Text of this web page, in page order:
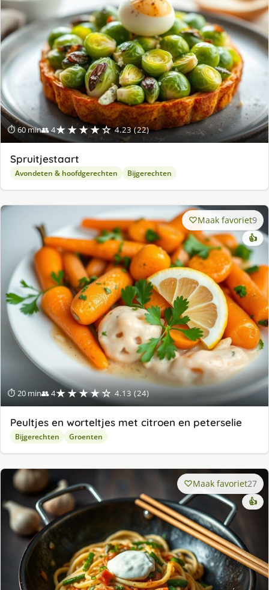
⏱ 60 min👥 4★★★★☆ 4.23 (22)
Spruitjestaart
Avondeten & hoofdgerechten Bijgerechten
⏱ 20 min👥 4★★★★☆ 4.13 (24)
Maak favoriet9
👍
Peultjes en worteltjes met citroen en peterselie
Bijgerechten Groenten
Maak favoriet27
👍